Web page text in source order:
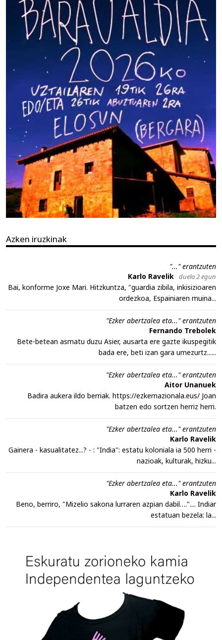
Azken iruzkinak
"..." erantzuten
Karlo Ravelik duela 2 egun
Bai, konforme Joxe Mari. Hitzkuntza, "guardia zibila, inkisizioaren
ordezkoa, Espainiaren muina...
"Ezker abertzalea eta..." erantzuten
Fernando Trebolek
Bete-betean asmatu duzu Asier, ausarta ere gazte ikuspegitik
bada ere, beti izan gara umezurtz......
"Ezker abertzalea eta..." erantzuten
Aitor Unanuek
Badira aukera ildo berriak. https://ezkernazionala.eus/ Joan
batzen edo sortzen herriz herri.
"Ezker abertzalea eta..." erantzuten
Karlo Ravelik
Gainera - kasualitatez...? - : "India": estatu koloniala ia 500 herri -
nazioak, kulturak, hizku...
"Ezker abertzalea eta..." erantzuten
Karlo Ravelik
Beno, berriro, "Mizelio sakona lurraren azpian dabil….".... Indiar
estatuan bezela: la...